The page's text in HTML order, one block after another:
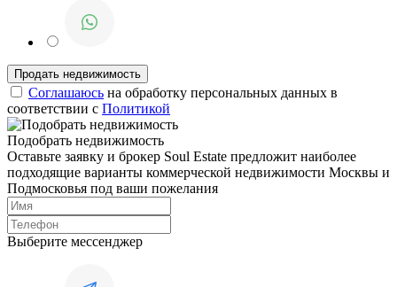
Соглашаюсь на обработку персональных данных в
соответствии с Политикой
Подобрать недвижимость
Оставьте заявку и брокер Soul Estate предложит наиболее
подходящие варианты коммерческой недвижимости Москвы и
Подмосковья под ваши пожелания
Выберите мессенджер